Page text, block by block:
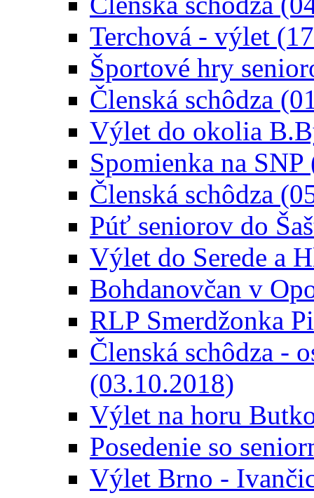
Terchová - výlet
Športové hry
Členská schôdza
Výlet do okolia
Spomienka na
Členská schôdza
Púť seniorov do
Výlet do Serede a
Bohdanovčan v
RLP Smerdžonka
Členská schôdza -
(03.10.2018)
Výlet na horu
Posedenie so
Výlet Brno -